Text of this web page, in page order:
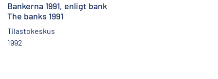
Bankerna 1991, enligt bank
The banks 1991
Tilastokeskus
1992